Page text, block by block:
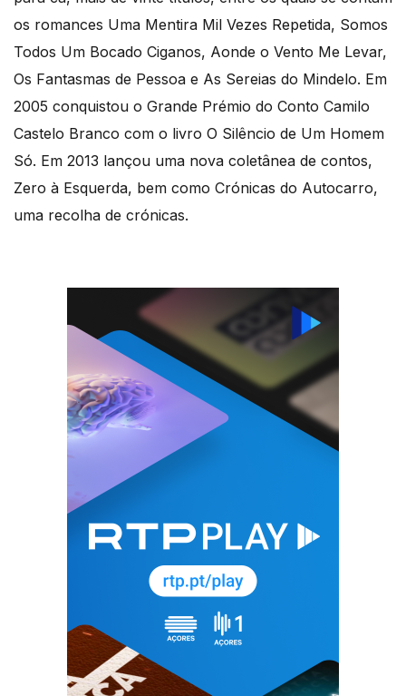
os romances Uma Mentira Mil Vezes Repetida, Somos
Todos Um Bocado Ciganos, Aonde o Vento Me Levar,
Os Fantasmas de Pessoa e As Sereias do Mindelo. Em
2005 conquistou o Grande Prémio do Conto Camilo
Castelo Branco com o livro O Silêncio de Um Homem
Só. Em 2013 lançou uma nova coletânea de contos,
Zero à Esquerda, bem como Crónicas do Autocarro,
uma recolha de crónicas.